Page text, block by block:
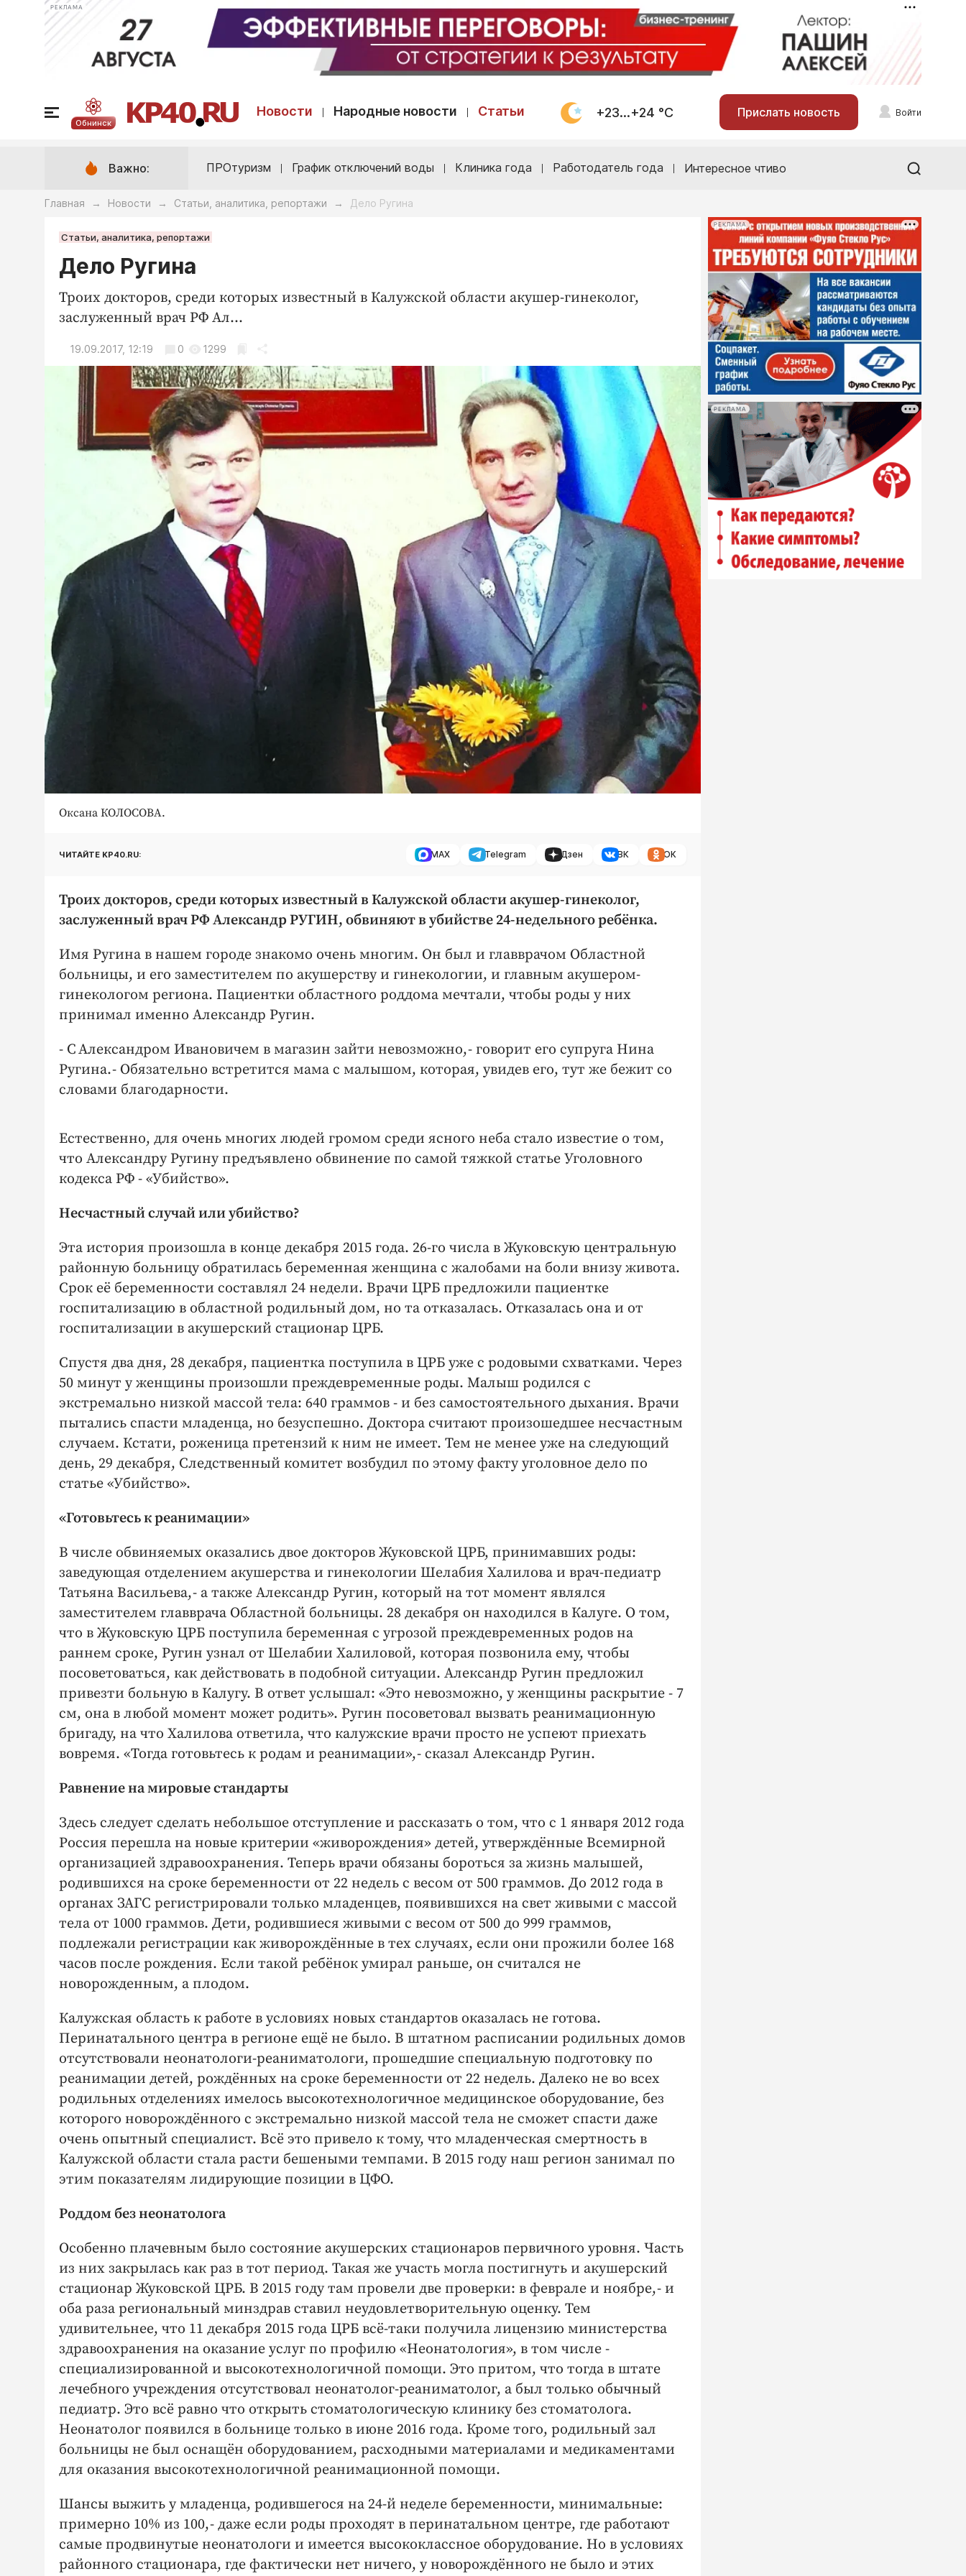
РЕКЛАМА
Обнинск
Новости Народные новости Статьи +23...+24 °С Прислать новость Войти
Важно: ПРОтуризм График отключений воды Клиника года Работодатель года Интересное чтиво
Главная → Новости → Статьи, аналитика, репортажи → Дело Ругина
Статьи, аналитика, репортажи
Дело Ругина
Троих докторов, среди которых известный в Калужской области акушер-гинеколог,
заслуженный врач РФ Ал...
19.09.2017, 12:19 0 1299
Оксана КОЛОСОВА.
ЧИТАЙТЕ KP40.RU: MAX Telegram Дзен ВК ОК
Троих докторов, среди которых известный в Калужской области акушер-гинеколог,
заслуженный врач РФ Александр РУГИН, обвиняют в убийстве 24-недельного ребёнка.
Имя Ругина в нашем городе знакомо очень многим. Он был и главврачом Областной
больницы, и его заместителем по акушерству и гинекологии, и главным акушером-
гинекологом региона. Пациентки областного роддома мечтали, чтобы роды у них
принимал именно Александр Ругин.
- С Александром Ивановичем в магазин зайти невозможно, - говорит его супруга Нина
Ругина. - Обязательно встретится мама с малышом, которая, увидев его, тут же бежит со
словами благодарности.
Естественно, для очень многих людей громом среди ясного неба стало известие о том,
что Александру Ругину предъявлено обвинение по самой тяжкой статье Уголовного
кодекса РФ - «Убийство».
Несчастный случай или убийство?
Эта история произошла в конце декабря 2015 года. 26-го числа в Жуковскую центральную
районную больницу обратилась беременная женщина с жалобами на боли внизу живота.
Срок её беременности составлял 24 недели. Врачи ЦРБ предложили пациентке
госпитализацию в областной родильный дом, но та отказалась. Отказалась она и от
госпитализации в акушерский стационар ЦРБ.
Спустя два дня, 28 декабря, пациентка поступила в ЦРБ уже с родовыми схватками. Через
50 минут у женщины произошли преждевременные роды. Малыш родился с
экстремально низкой массой тела: 640 граммов - и без самостоятельного дыхания. Врачи
пытались спасти младенца, но безуспешно. Доктора считают произошедшее несчастным
случаем. Кстати, роженица претензий к ним не имеет. Тем не менее уже на следующий
день, 29 декабря, Следственный комитет возбудил по этому факту уголовное дело по
статье «Убийство».
«Готовьтесь к реанимации»
В числе обвиняемых оказались двое докторов Жуковской ЦРБ, принимавших роды:
заведующая отделением акушерства и гинекологии Шелабия Халилова и врач-педиатр
Татьяна Васильева, - а также Александр Ругин, который на тот момент являлся
заместителем главврача Областной больницы. 28 декабря он находился в Калуге. О том,
что в Жуковскую ЦРБ поступила беременная с угрозой преждевременных родов на
раннем сроке, Ругин узнал от Шелабии Халиловой, которая позвонила ему, чтобы
посоветоваться, как действовать в подобной ситуации. Александр Ругин предложил
привезти больную в Калугу. В ответ услышал: «Это невозможно, у женщины раскрытие - 7
см, она в любой момент может родить». Ругин посоветовал вызвать реанимационную
бригаду, на что Халилова ответила, что калужские врачи просто не успеют приехать
вовремя. «Тогда готовьтесь к родам и реанимации», - сказал Александр Ругин.
Равнение на мировые стандарты
Здесь следует сделать небольшое отступление и рассказать о том, что с 1 января 2012 года
Россия перешла на новые критерии «живорождения» детей, утверждённые Всемирной
организацией здравоохранения. Теперь врачи обязаны бороться за жизнь малышей,
родившихся на сроке беременности от 22 недель с весом от 500 граммов. До 2012 года в
органах ЗАГС регистрировали только младенцев, появившихся на свет живыми с массой
тела от 1000 граммов. Дети, родившиеся живыми с весом от 500 до 999 граммов,
подлежали регистрации как живорождённые в тех случаях, если они прожили более 168
часов после рождения. Если такой ребёнок умирал раньше, он считался не
новорожденным, а плодом.
Калужская область к работе в условиях новых стандартов оказалась не готова.
Перинатального центра в регионе ещё не было. В штатном расписании родильных домов
отсутствовали неонатологи-реаниматологи, прошедшие специальную подготовку по
реанимации детей, рождённых на сроке беременности от 22 недель. Далеко не во всех
родильных отделениях имелось высокотехнологичное медицинское оборудование, без
которого новорождённого с экстремально низкой массой тела не сможет спасти даже
очень опытный специалист. Всё это привело к тому, что младенческая смертность в
Калужской области стала расти бешеными темпами. В 2015 году наш регион занимал по
этим показателям лидирующие позиции в ЦФО.
Роддом без неонатолога
Особенно плачевным было состояние акушерских стационаров первичного уровня. Часть
из них закрылась как раз в тот период. Такая же участь могла постигнуть и акушерский
стационар Жуковской ЦРБ. В 2015 году там провели две проверки: в феврале и ноябре, - и
оба раза региональный минздрав ставил неудовлетворительную оценку. Тем
удивительнее, что 11 декабря 2015 года ЦРБ всё-таки получила лицензию министерства
здравоохранения на оказание услуг по профилю «Неонатология», в том числе -
специализированной и высокотехнологичной помощи. Это притом, что тогда в штате
лечебного учреждения отсутствовал неонатолог-реаниматолог, а был только обычный
педиатр. Это всё равно что открыть стоматологическую клинику без стоматолога.
Неонатолог появился в больнице только в июне 2016 года. Кроме того, родильный зал
больницы не был оснащён оборудованием, расходными материалами и медикаментами
для оказания высокотехнологичной реанимационной помощи.
Шансы выжить у младенца, родившегося на 24-й неделе беременности, минимальные:
примерно 10% из 100, - даже если роды проходят в перинатальном центре, где работают
самые продвинутые неонатологи и имеется высококлассное оборудование. Но в условиях
районного стационара, где фактически нет ничего, у новорождённого не было и этих
РЕКЛАМА
РЕКЛАМА